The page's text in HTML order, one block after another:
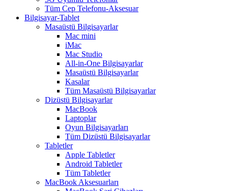
Tüm Cep Telefonu-Aksesuar
Bilgisayar-Tablet
Masaüstü Bilgisayarlar
Mac mini
iMac
Mac Studio
All-in-One Bilgisayarlar
Masaüstü Bilgisayarlar
Kasalar
Tüm Masaüstü Bilgisayarlar
Dizüstü Bilgisayarlar
MacBook
Laptoplar
Oyun Bilgisayarları
Tüm Dizüstü Bilgisayarlar
Tabletler
Apple Tabletler
Android Tabletler
Tüm Tabletler
MacBook Aksesuarları